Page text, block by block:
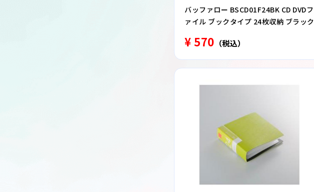
バッファロー BSCD01F24BK CD DVDフ
ァイル ブックタイプ 24枚収納 ブラック
¥ 570 （税込）